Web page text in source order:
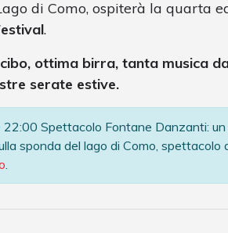
di Como, ospiterà la quarta
.
ottima birra, tanta musica
serate estive.
Spettacolo Fontane Danzanti:
sponda del lago di Como, spettacolo
.